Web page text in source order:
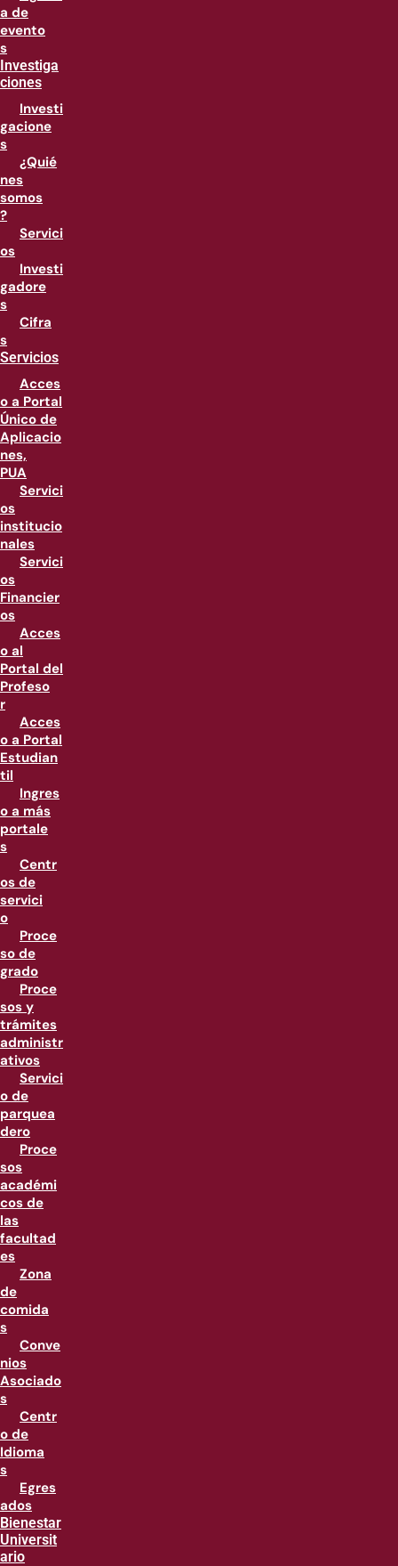
a de
evento
s
Investiga
ciones
Investi
gacione
s
¿Quié
nes
somos
?
Servici
os
Investi
gadore
s
Cifra
s
Servicios
Acces
o a Portal
Único de
Aplicacio
nes,
PUA
Servici
os
institucio
nales
Servici
os
Financier
os
Acces
o al
Portal del
Profeso
r
Acces
o a Portal
Estudian
til
Ingres
o a más
portale
s
Centr
os de
servici
o
Proce
so de
grado
Proce
sos y
trámites
administr
ativos
Servici
o de
parquea
dero
Proce
sos
académi
cos de
las
facultad
es
Zona
de
comida
s
Conve
nios
Asociado
s
Centr
o de
Idioma
s
Egres
ados
Bienestar
Universit
ario